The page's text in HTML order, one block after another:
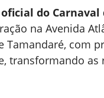
do Carnaval
na Avenida
Tamandaré, com
transformando as